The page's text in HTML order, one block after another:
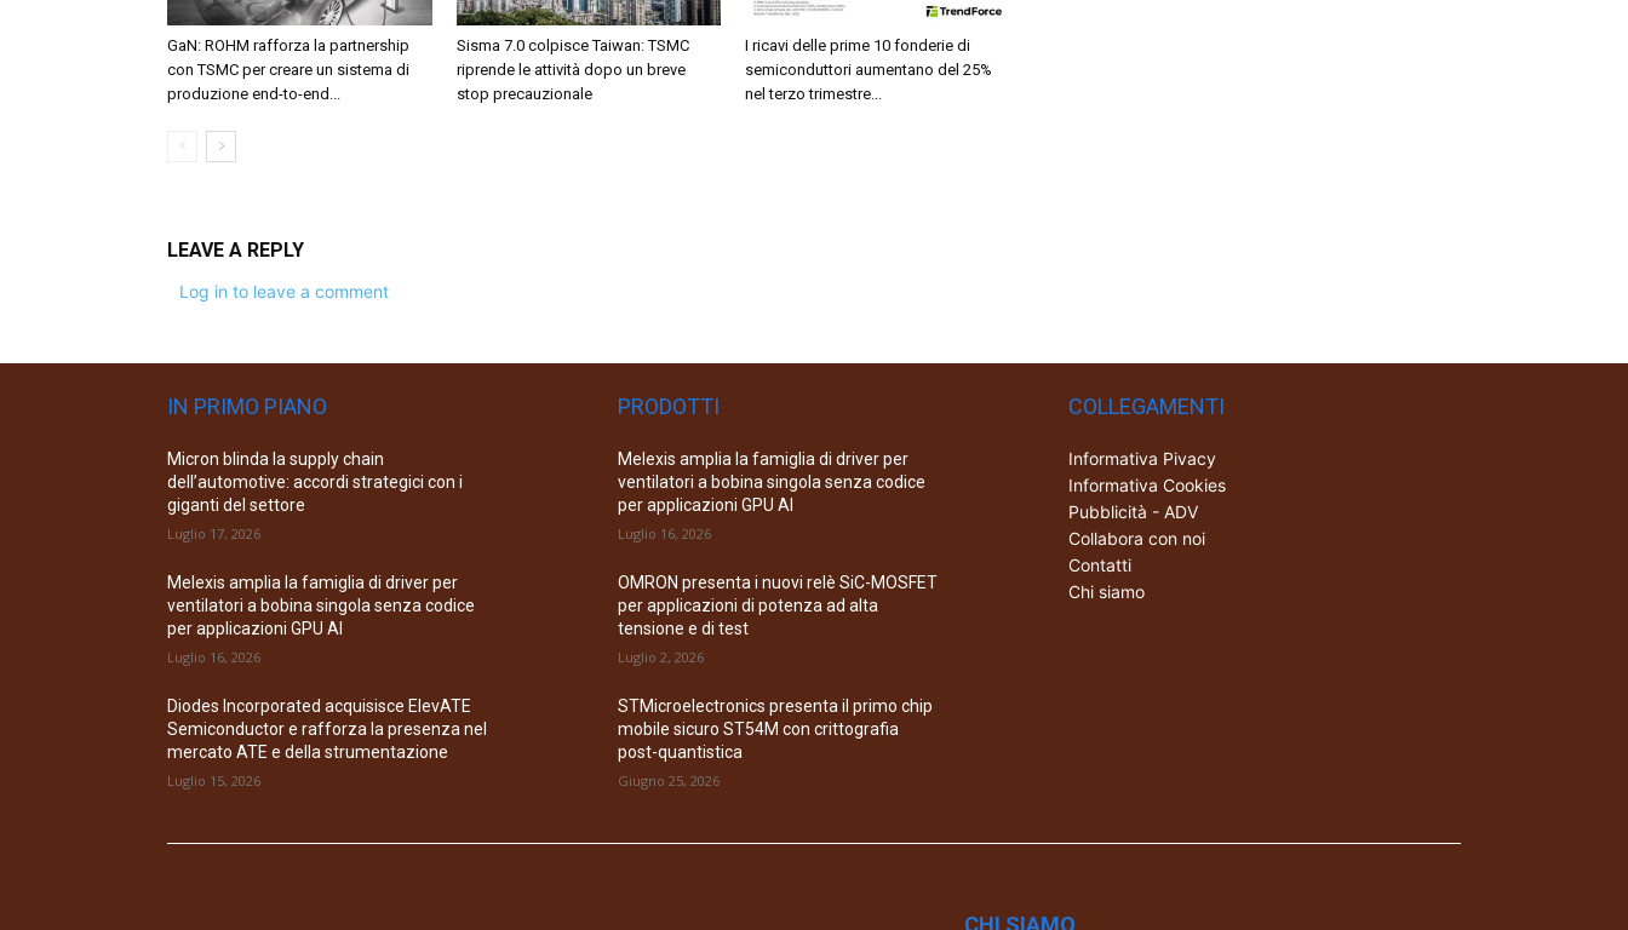
GaN: ROHM rafforza la partnership
con TSMC per creare un sistema di
produzione end-to-end...
Sisma 7.0 colpisce Taiwan: TSMC
riprende le attività dopo un breve
stop precauzionale
I ricavi delle prime 10 fonderie di
semiconduttori aumentano del 25%
nel terzo trimestre...
LEAVE A REPLY
Log in to leave a comment
IN PRIMO PIANO
Micron blinda la supply chain
dell’automotive: accordi strategici con i
giganti del settore
Luglio 17, 2026
Melexis amplia la famiglia di driver per
ventilatori a bobina singola senza codice
per applicazioni GPU AI
Luglio 16, 2026
Diodes Incorporated acquisisce ElevATE
Semiconductor e rafforza la presenza nel
mercato ATE e della strumentazione
Luglio 15, 2026
PRODOTTI
Melexis amplia la famiglia di driver per
ventilatori a bobina singola senza codice
per applicazioni GPU AI
Luglio 16, 2026
OMRON presenta i nuovi relè SiC-MOSFET
per applicazioni di potenza ad alta
tensione e di test
Luglio 2, 2026
STMicroelectronics presenta il primo chip
mobile sicuro ST54M con crittografia
post-quantistica
Giugno 25, 2026
COLLEGAMENTI
Informativa Pivacy
Informativa Cookies
Pubblicità - ADV
Collabora con noi
Contatti
Chi siamo
CHI SIAMO